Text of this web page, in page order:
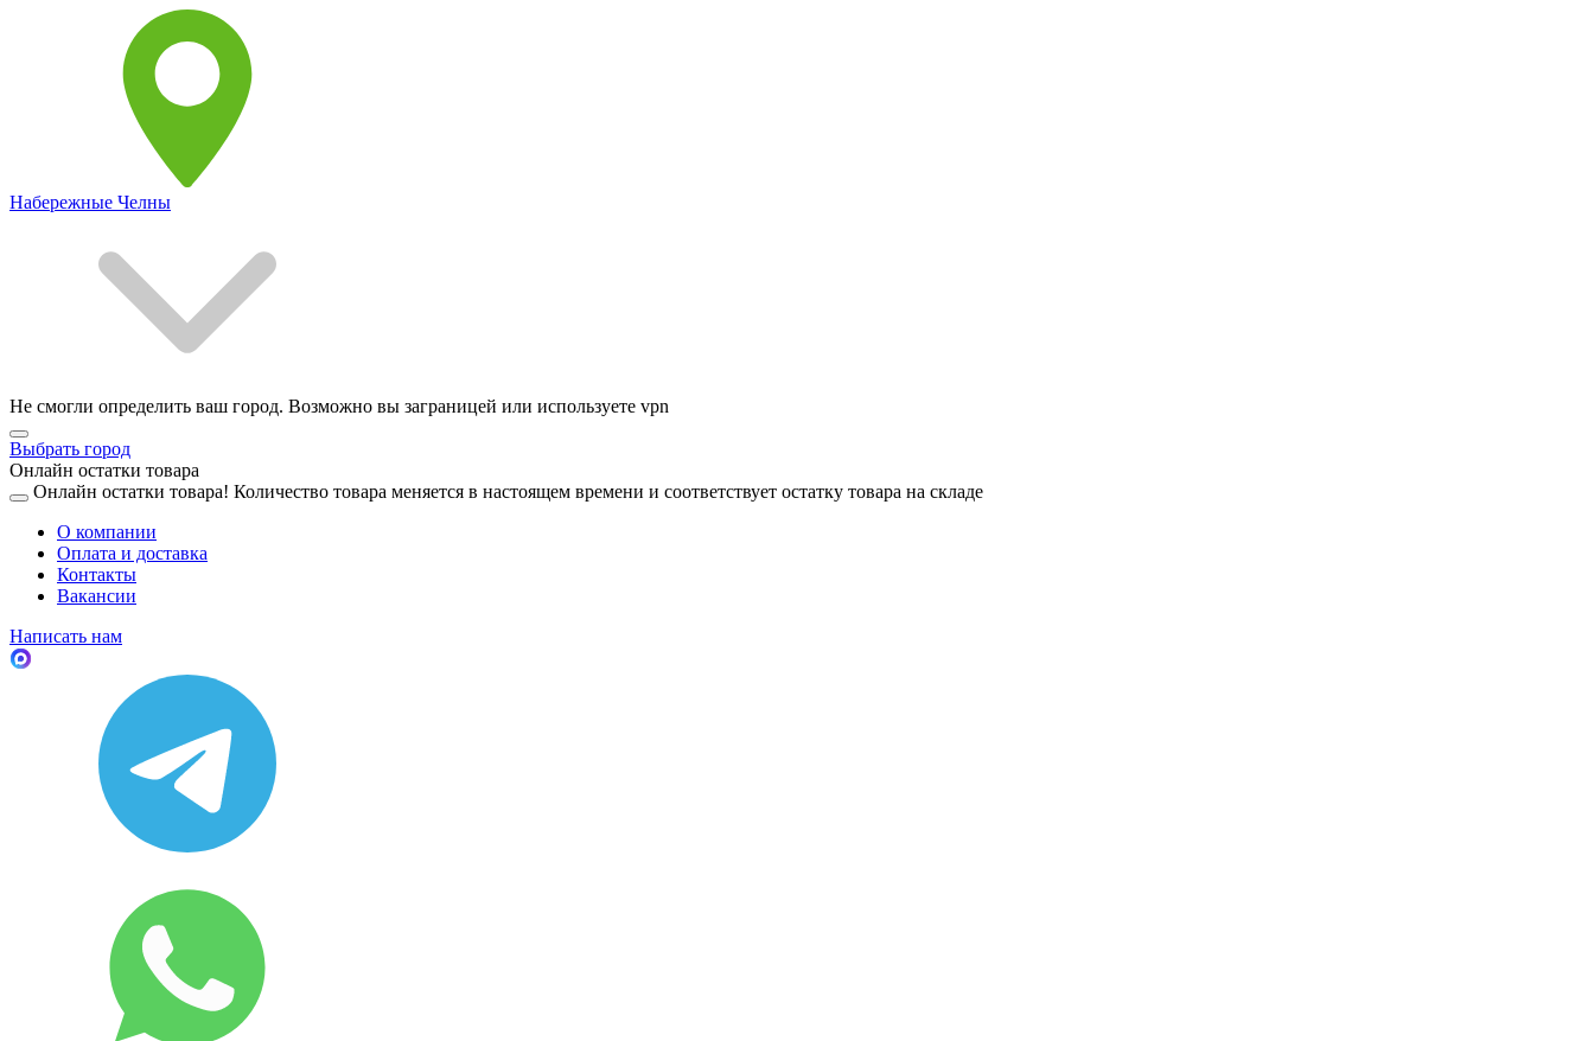
Набережные Челны
Не смогли определить ваш город. Возможно вы заграницей или используете vpn
Выбрать город
Онлайн остатки товара
Онлайн остатки товара! Количество товара меняется в настоящем времени и соответствует остатку товара на складе
О компании
Оплата и доставка
Контакты
Вакансии
Написать нам